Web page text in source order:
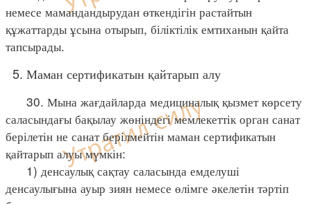
немесе мамандандырудан өткендігін растайтын
құжаттарды ұсына отырып, біліктілік емтиханын қайта
тапсырады.
5. Маман сертификатын қайтарып алу
30. Мына жағдайларда медициналық қызмет көрсету
саласындағы бақылау жөніндегі мемлекеттік орган санат
берілетін не санат берілмейтін маман сертификатын
қайтарып алуы мүмкін:
1) денсаулық сақтау саласында емделуші
денсаулығына ауыр зиян немесе өлімге әкелетін тәртіп